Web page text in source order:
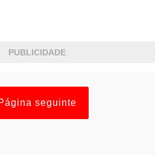
PUBLICIDADE
seguinte